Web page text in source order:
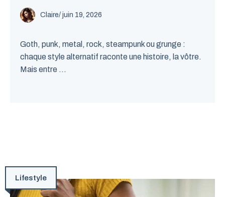
Claire/ juin 19, 2026
Goth, punk, metal, rock, steampunk ou grunge :
chaque style alternatif raconte une histoire, la vôtre.
Mais entre ...
Lifestyle